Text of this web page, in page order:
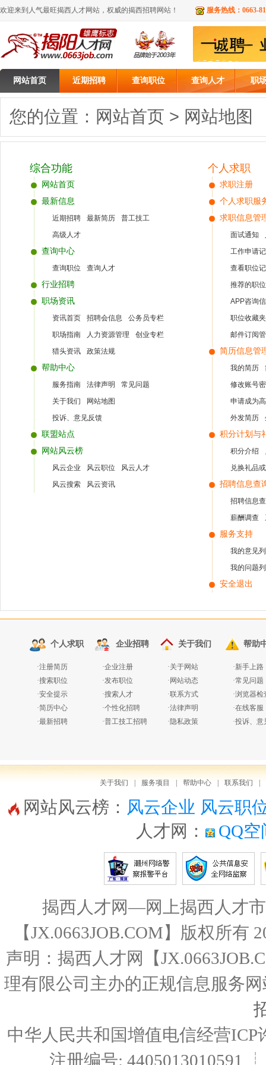
欢迎来到人气最旺揭西人才网站，权威的揭西招聘网站！ 服务热线：0663-
网站首页 近期招聘 查询职位 查询人才 职
您的位置： 网站首页 > 网站地图
综合功能
网站首页
最新信息
近期招聘 最新简历
普工技工
高级人才
查询中心
查询职位 查询人才
行业招聘
职场资讯
资讯首页 招聘会信息
公务员专栏
职场指南
人力资源管理
创业专栏
猎头资讯
政策法规
帮助中心
服务指南 法律声明
常见问题
关于我们
网站地图
投诉、意见反馈
联盟站点
网站风云榜
风云企业 风云职位
风云人才
风云搜索
风云资讯
个人求职
求职注册
个人求职服
求职信息管
面试通知
工作申请
查看职位
推荐的职
APP咨询
职位收藏夹
邮件订阅
简历信息管
我的简历
修改账号
申请成为
外发简历
积分计划与
积分介绍
兑换礼品
招聘信息查
招聘信息
薪酬调查
服务支持
我的意见
我的问题
安全退出
个人求职
·注册简历
·搜索职位
·安全提示
·简历中心
·最新招聘
企业招聘
·企业注册
·发布职位
·搜索人才
·个性化招聘
·普工技工招聘
关于我们
·关于网站
· 网站动态
·联系方式
·法律声明
·隐私政策
帮助
·新手上路
·常见问题
·浏览器检
·在线客服
·投诉、意
关于我们 | 服务项目 | 帮助中心 | 联系我们 |
网站风云榜： 风云企业 风云职
人才网：
QQ空
揭西人才网—网上揭西人才
【JX.0663JOB.COM】版权所
声明：揭西人才网【
理有限公司主办的正规信息服务
中华人民共和国增值电信经营
注册编号: 4405013010591